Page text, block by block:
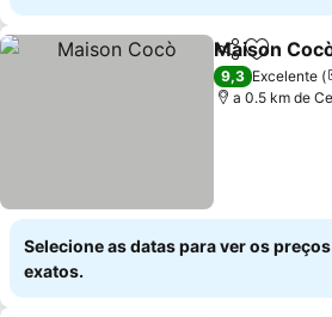
Partilhar
Maison
9,3 Excelente
a 0.5 km de
Selecione as datas para ver os preços
exatos.